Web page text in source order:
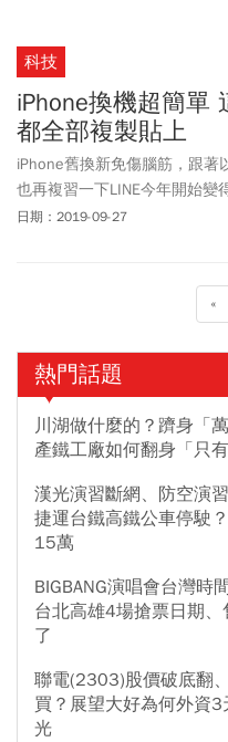
科技
iPhone換機超簡單
都全部複製貼上
iPhone舊換新免傷腦筋，跟著
也再複習一下LINE今年開始變
怕資料、聯絡人消失。
日期：2019-09-27
«
熱門話題
川湖做什麼的？躋身「
產鐵工廠如何翻身「只
漢光演習斷網、防空演
捷運台鐵高鐵公車停駛
15萬
BIGBANG演唱會台灣時
台北高雄4場搶票日期
了
聯電(2303)股價破底翻
買？展望大好為何外資
光